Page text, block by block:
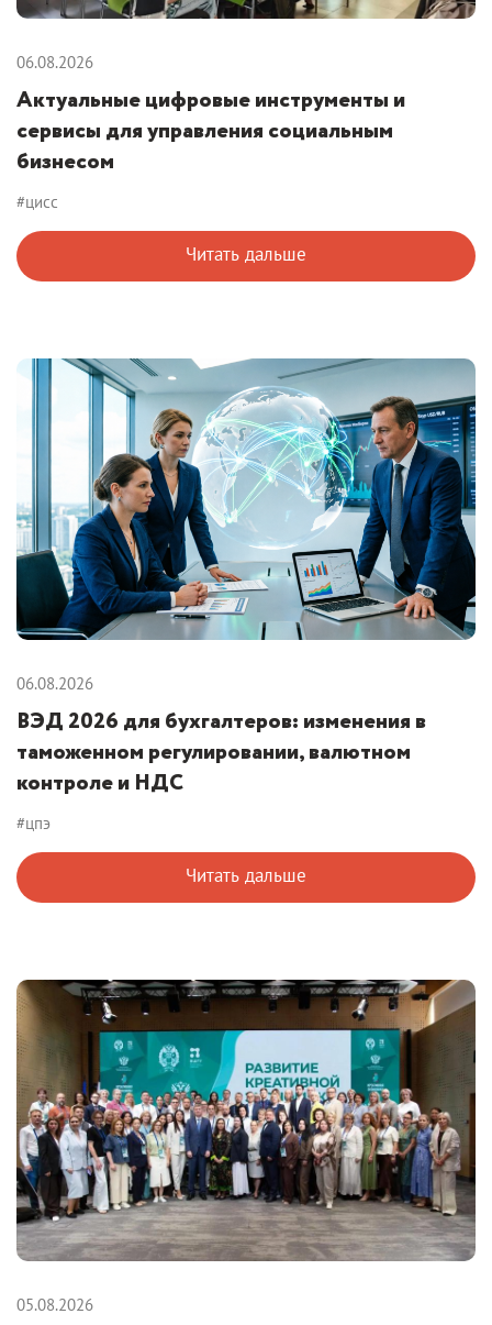
06.08.2026
Актуальные цифровые инструменты и
сервисы для управления социальным
бизнесом
#цисс
Читать дальше
06.08.2026
ВЭД 2026 для бухгалтеров: изменения в
таможенном регулировании, валютном
контроле и НДС
#цпэ
Читать дальше
05.08.2026